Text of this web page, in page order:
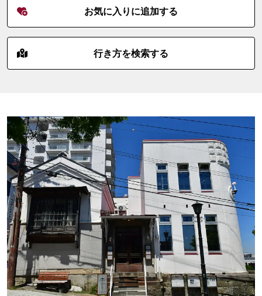
お気に入りに追加する
行き方を検索する